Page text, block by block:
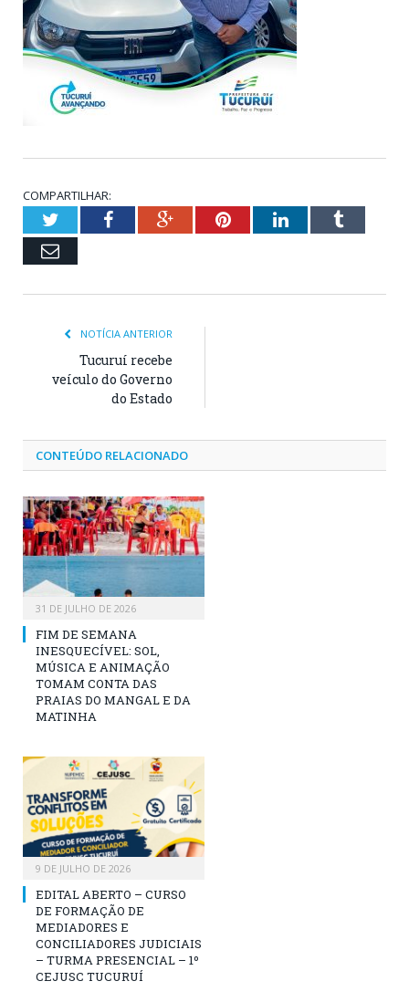
COMPARTILHAR:
TwitterFacebookGoogle+PinterestLinkedInTumblr
Email
NOTÍCIA ANTERIOR
Tucuruí recebe
veículo do Governo
do Estado
CONTEÚDO RELACIONADO
31 DE JULHO DE 2026
FIM DE SEMANA
INESQUECÍVEL: SOL,
MÚSICA E ANIMAÇÃO
TOMAM CONTA DAS
PRAIAS DO MANGAL E DA
MATINHA
9 DE JULHO DE 2026
EDITAL ABERTO – CURSO
DE FORMAÇÃO DE
MEDIADORES E
CONCILIADORES JUDICIAIS
– TURMA PRESENCIAL – 1º
CEJUSC TUCURUÍ